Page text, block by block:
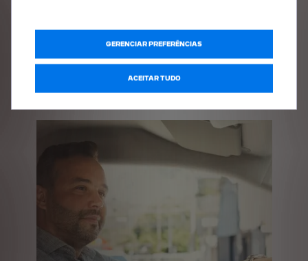
GERENCIAR PREFERÊNCIAS
ACEITAR TUDO